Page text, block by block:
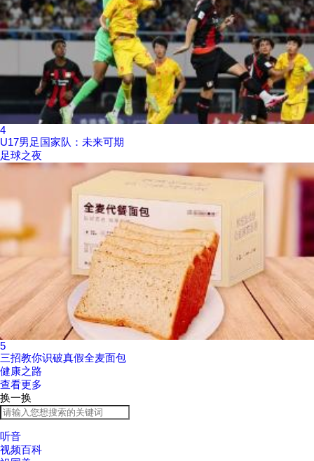
4
U17男足国家队：未来可期
足球之夜
5
三招教你识破真假全麦面包
健康之路
查看更多
换一换
听音
视频百科